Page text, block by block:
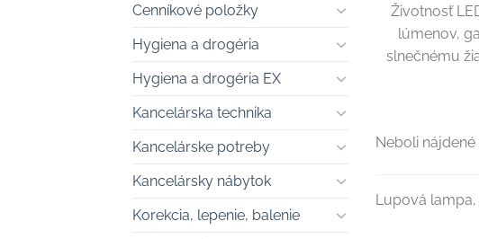
Cenníkové položky
Hygiena a drogéria
Hygiena a drogéria EX
Kancelárska technika
Kancelárske potreby
Kancelársky nábytok
Korekcia, lepenie, balenie
Životnosť
lúmenov,
slnečnému
Neboli
Lupová